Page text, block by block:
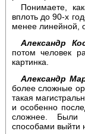
Понимаете,
вплоть до 90-х
менее линейной,
Александр
потом человек
картинка.
Александр
более сложные
такая
и особенно
сложнее. Были
способами выйти